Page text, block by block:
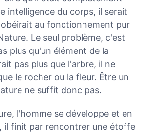
intelligence du corps, il serait
au fonctionnement pur
Le seul problème, c'est
plus qu'un élément de la
pas plus que l'arbre, il ne
le rocher ou la fleur. Être un
ne suffit donc pas.
l'homme se développe et en
il finit par rencontrer une étoffe